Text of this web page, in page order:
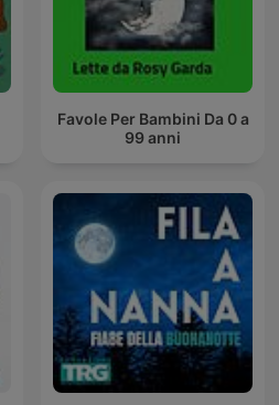
Favole Per Bambini Da 0 a
99 anni